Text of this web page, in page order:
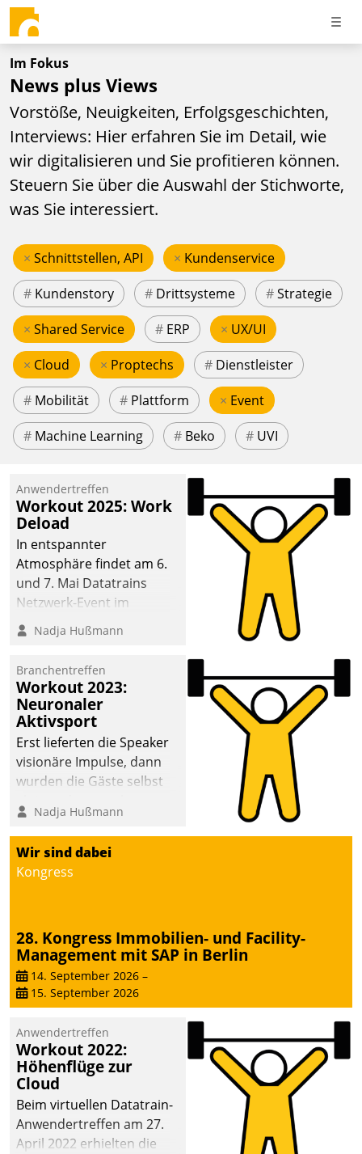
Im Fokus
News plus Views
Vorstöße, Neuigkeiten, Erfolgsgeschichten,
Interviews: Hier erfahren Sie im Detail, wie
wir digitalisieren und Sie profitieren können.
Steuern Sie über die Auswahl der Stichworte,
was Sie interessiert.
× Schnittstellen, API × Kundenservice
# Kundenstory # Drittsysteme #Strategie
× Shared Service # ERP × UX/UI
× Cloud × Proptechs # Dienstleister
# Mobilität # Plattform × Event
# Machine Learning # Beko # UVI
Anwendertreffen
Workout 2025: Work
Deload
In entspannter
Atmosphäre findet am 6.
und 7. Mai Datatrains
Netzwerk-Event im
Kunden- und Partnerkreis
statt. Zentrale Frage: Wie
Mammutprojekte
meistern und Workloads
wuppen – bei zunehmend
anspruchsvollen
Aufgaben und
abnehmendem
Nadja Hußmann
Branchentreffen
Workout 2023:
Neuronaler
Aktivsport
Erst lieferten die Speaker
visionäre Impulse, dann
wurden die Gäste selbst
methodisch
Vernetzungsideen fürs
Quartier. Dazwischen
zeigte Datatrain, was es
Nadja Hußmann
Wir sind dabei
Kongress
28. Kongress Immobilien- und Facility-
Management mit SAP in Berlin
14. September 2026 –
15. September 2026
Anwendertreffen
Workout 2022:
Höhenflüge zur
Cloud
Beim virtuellen Datatrain-
Anwendertreffen am 27.
April 2022 erhielten die